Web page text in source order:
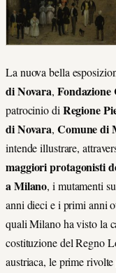
La nuova bella
di Novara, Fondazione
patrocinio di Regione
di Novara, Comune di
intende illustrare,
maggiori protagonisti
a Milano, i mutamenti
anni dieci e i primi anni
quali Milano ha visto la
costituzione del Regno
austriaca, le prime